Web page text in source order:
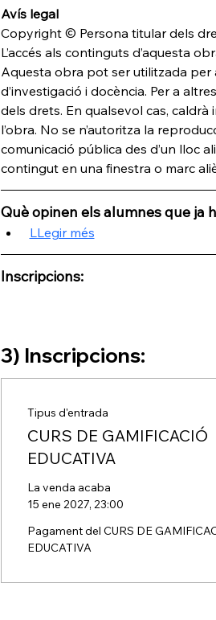
Avís legal
Copyright © Persona titular dels
L’accés als continguts d’aquesta
Aquesta obra pot ser utilitzada per
d’investigació i docència. Per a
dels drets. En qualsevol cas,
l’obra. No se n’autoritza la
comunicació pública des d’un lloc
contingut en una finestra o marc
Què opinen els alumnes que ja
LLegir més
Inscripcions:
3) Inscripcions:
Tipus d'entrada
CURS DE GAMIFICACIÓ
EDUCATIVA
La venda acaba
15 ene 2027, 23:00
Pagament del CURS DE
EDUCATIVA